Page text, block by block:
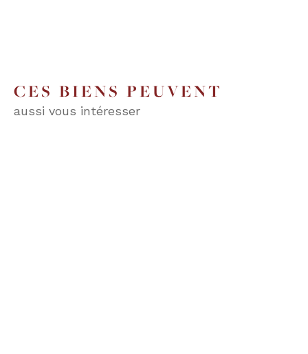
CES BIENS PEUVENT
aussi vous intéresser